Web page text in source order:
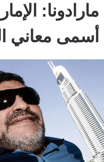
مارادونا:
أسمى معاني